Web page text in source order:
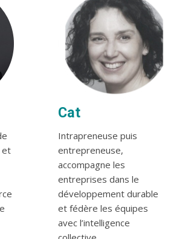
et
Cat
Intrapreneuse puis
entrepreneuse,
accompagne les
entreprises dans le
développement durable
et fédère les équipes
avec l’intelligence